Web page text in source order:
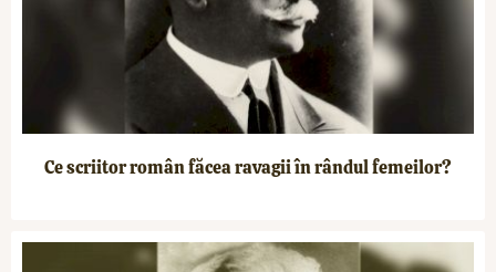
Ce scriitor român făcea ravagii în rândul femeilor?